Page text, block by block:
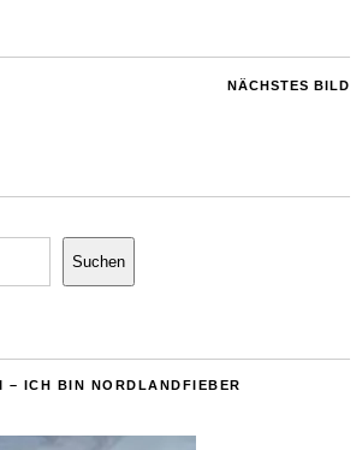
NÄCHSTES BILD
Suchen
– ICH BIN NORDLANDFIEBER